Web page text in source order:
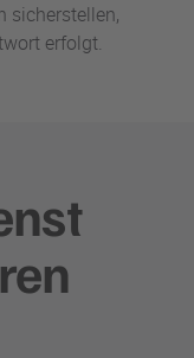
sicherstellen,
erfolgt.